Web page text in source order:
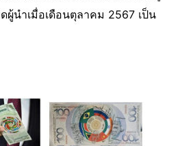
นำเมื่อเดือนตุลาคม 2567 เป็น